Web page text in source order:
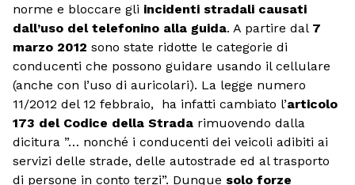
norme e bloccare gli incidenti stradali causati
dall’uso del telefonino alla guida. A partire dal 7
marzo 2012 sono state ridotte le categorie di
conducenti che possono guidare usando il cellulare
(anche con l’uso di auricolari). La legge numero
11/2012 del 12 febbraio, ha infatti cambiato l’articolo
173 del Codice della Strada rimuovendo dalla
dicitura ”… nonché i conducenti dei veicoli adibiti ai
servizi delle strade, delle autostrade ed al trasporto
di persone in conto terzi”. Dunque solo forze